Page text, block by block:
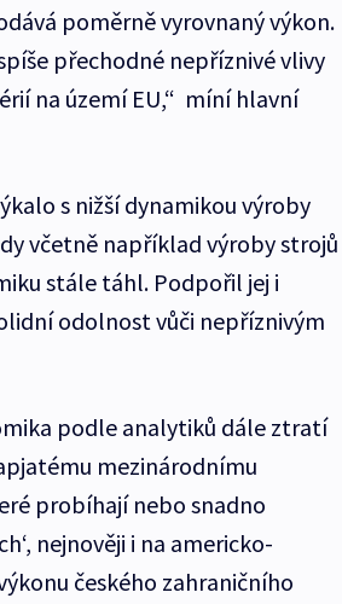
poměrně vyrovnaný výkon.
přechodné nepříznivé vlivy
na území EU,“ míní hlavní
s nižší dynamikou výroby
včetně například výroby strojů
stále táhl. Podpořil jej i
odolnost vůči nepříznivým
podle analytiků dále ztratí
mezinárodnímu
probíhají nebo snadno
nejnověji i na americko-
českého zahraničního